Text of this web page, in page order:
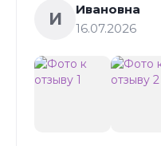
И
Ивановна
16.07.2026